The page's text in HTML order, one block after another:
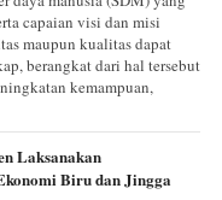
capaian visi dan misi
maupun kualitas dapat
berangkat dari hal tersebut
kemampuan,
Laksanakan
Biru dan Jingga